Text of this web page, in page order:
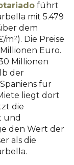
führt
mit 5.479
dem
Die Preise
Euro.
Millionen
der
für
liegt dort
die
und
den Wert der
als die